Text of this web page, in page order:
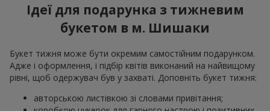
Ідеї для подарунка з тижневим
букетом в м. Шишаки
Букет тижня може бути окремим самостійним подарунком.
Адже і оформлення, і підбір квітів виконаний на найвищому
рівні, щоб одержувач був у захваті. Доповніть букет тижня:
авторською листівкою зі словами привітання;